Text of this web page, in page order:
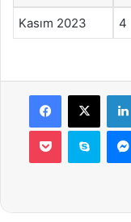
Kasım 2023 4
Facebook
X
Pocket Skype